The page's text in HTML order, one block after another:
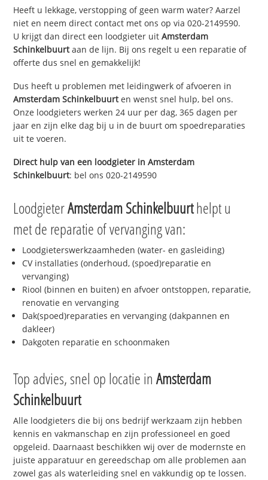
Heeft u lekkage, verstopping of geen warm water? Aarzel
niet en neem direct contact met ons op via 020-2149590.
U krijgt dan direct een loodgieter uitAmsterdam
Schinkelbuurtaan de lijn. Bij ons regelt u een reparatie of
offerte dus snel en gemakkelijk!
Dus heeft u problemen met leidingwerk of afvoeren in
Amsterdam Schinkelbuurten wenst snel hulp, bel ons.
Onze loodgieters werken 24 uur per dag, 365 dagen per
jaar en zijn elke dag bij u in de buurt om spoedreparaties
uit te voeren.
Direct hulp van een loodgieter inAmsterdam
Schinkelbuurt: bel ons 020-2149590
LoodgieterAmsterdam Schinkelbuurthelpt u
met de reparatie of vervanging van:
Loodgieterswerkzaamheden (water- en gasleiding)
CV installaties (onderhoud, (spoed)reparatie en
vervanging)
Riool (binnen en buiten) en afvoer ontstoppen, reparatie,
renovatie en vervanging
Dak(spoed)reparaties en vervanging (dakpannen en
dakleer)
Dakgoten reparatie en schoonmaken
Top advies, snel op locatie inAmsterdam
Schinkelbuurt
Alle loodgieters die bij ons bedrijf werkzaam zijn hebben
kennis en vakmanschap en zijn professioneel en goed
opgeleid. Daarnaast beschikken wij over de modernste en
juiste apparatuur en gereedschap om alle problemen aan
zowel gas als waterleiding snel en vakkundig op te lossen.